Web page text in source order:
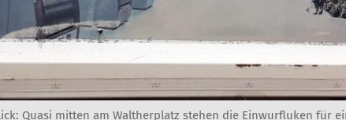
Quasi mitten am Waltherplatz stehen die Einwurfluken für